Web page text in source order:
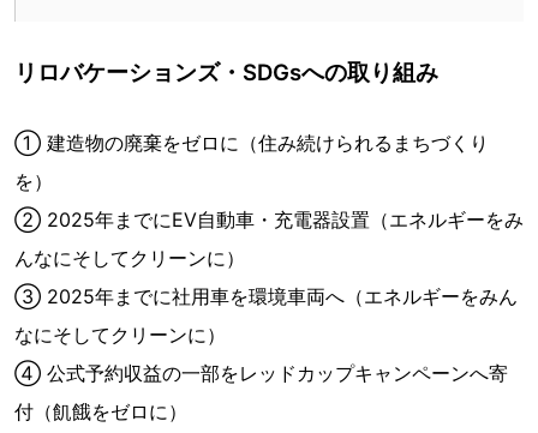
リロバケーションズ・SDGsへの取り組み
① 建造物の廃棄をゼロに（住み続けられるまちづくり
を）
② 2025年までにEV自動車・充電器設置（エネルギーをみ
んなにそしてクリーンに）
③ 2025年までに社用車を環境車両へ（エネルギーをみん
なにそしてクリーンに）
④ 公式予約収益の一部をレッドカップキャンペーンへ寄
付（飢餓をゼロに）